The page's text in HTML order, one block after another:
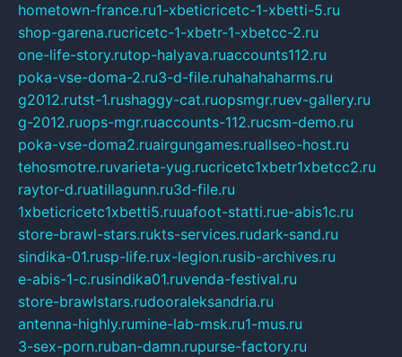
hometown-france.ru1-xbeticricetc-1-xbetti-5.ru
shop-garena.rucricetc-1-xbetr-1-xbetcc-2.ru
one-life-story.rutop-halyava.ruaccounts112.ru
poka-vse-doma-2.ru3-d-file.ruhahahaharms.ru
g2012.rutst-1.rushaggy-cat.ruopsmgr.ruev-gallery.ru
g-2012.ruops-mgr.ruaccounts-112.rucsm-demo.ru
poka-vse-doma2.ruairgungames.ruallseo-host.ru
tehosmotre.ruvarieta-yug.rucricetc1xbetr1xbetcc2.ru
raytor-d.ruatillagunn.ru3d-file.ru
1xbeticricetc1xbetti5.ruuafoot-statti.rue-abis1c.ru
store-brawl-stars.rukts-services.rudark-sand.ru
sindika-01.rusp-life.rux-legion.rusib-archives.ru
e-abis-1-c.rusindika01.ruvenda-festival.ru
store-brawlstars.rudooraleksandria.ru
antenna-highly.rumine-lab-msk.ru1-mus.ru
3-sex-porn.ruban-damn.rupurse-factory.ru